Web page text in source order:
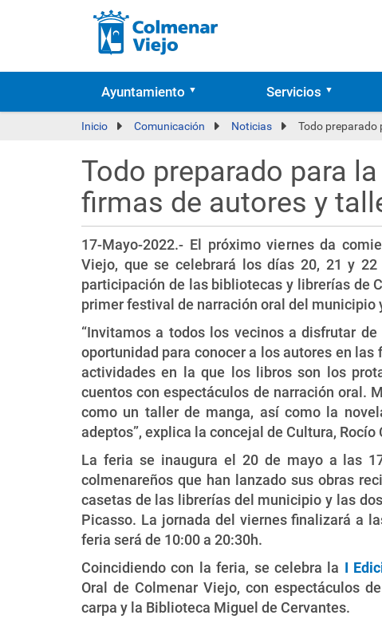
Ayuntamiento Servicios
Inicio Comunicación Noticias Todo preparado
Todo preparado para
firmas de autores y
17-Mayo-2022.- El próximo viernes da
Viejo, que se celebrará los días 20, 21 y
participación de las bibliotecas y librerías de
primer festival de narración oral del municipio
“Invitamos a todos los vecinos a disfrutar
oportunidad para conocer a los autores en
actividades en la que los libros son los
cuentos con espectáculos de narración oral.
como un taller de manga, así como la
adeptos”, explica la concejal de Cultura, Rocío
La feria se inaugura el 20 de mayo a las
colmenareños que han lanzado sus obras
casetas de las librerías del municipio y las
Picasso. La jornada del viernes finalizará a
feria será de 10:00 a 20:30h.
Coincidiendo con la feria, se celebra la I
Oral de Colmenar Viejo, con espectáculos
carpa y la Biblioteca Miguel de Cervantes.